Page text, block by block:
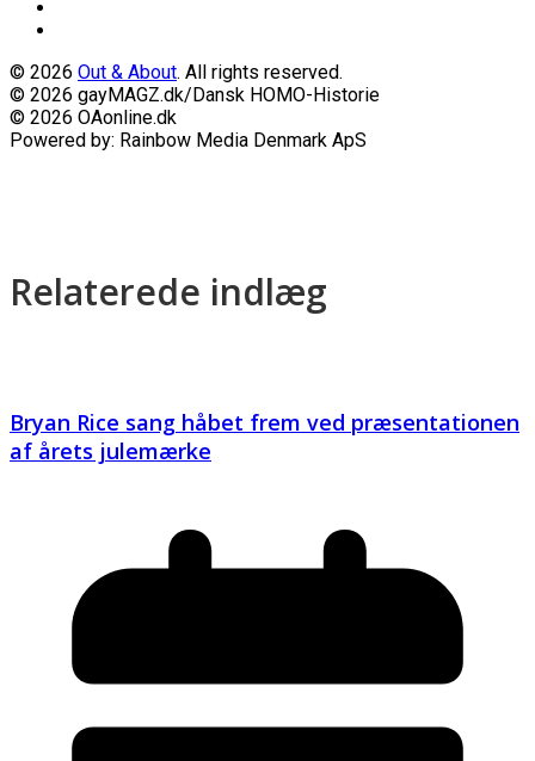
© 2026 Out & About. All rights reserved.
© 2026 gayMAGZ.dk/Dansk HOMO-Historie
© 2026 OAonline.dk
Powered by: Rainbow Media Denmark ApS
Relaterede indlæg
Bryan Rice sang håbet frem ved præsentationen
af årets julemærke